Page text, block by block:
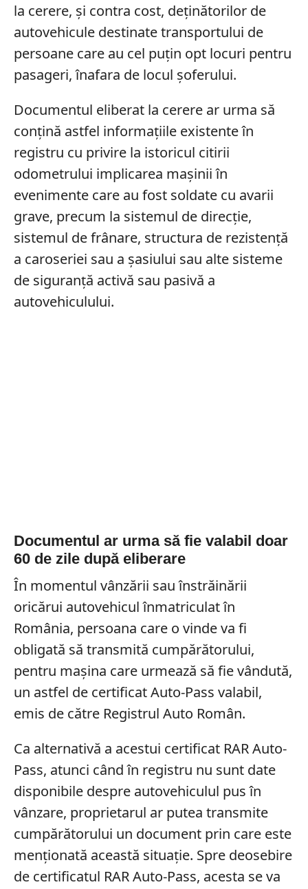
la cerere, și contra cost, deținătorilor de
autovehicule destinate transportului de
persoane care au cel puțin opt locuri pentru
pasageri, înafara de locul șoferului.
Documentul eliberat la cerere ar urma să
conțină astfel informațiile existente în
registru cu privire la istoricul citirii
odometrului implicarea mașinii în
evenimente care au fost soldate cu avarii
grave, precum la sistemul de direcție,
sistemul de frânare, structura de rezistență
a caroseriei sau a șasiului sau alte sisteme
de siguranță activă sau pasivă a
autovehiculului.
Documentul ar urma să fie valabil doar
60 de zile după eliberare
În momentul vânzării sau înstrăinării
oricărui autovehicul înmatriculat în
România, persoana care o vinde va fi
obligată să transmită cumpărătorului,
pentru mașina care urmează să fie vândută,
un astfel de certificat Auto-Pass valabil,
emis de către Registrul Auto Român.
Ca alternativă a acestui certificat RAR Auto-
Pass, atunci când în registru nu sunt date
disponibile despre autovehiculul pus în
vânzare, proprietarul ar putea transmite
cumpărătorului un document prin care este
menționată această situație. Spre deosebire
de certificatul RAR Auto-Pass, acesta se va